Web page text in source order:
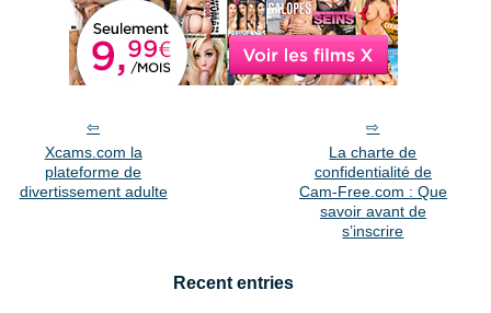
Xcams.com la
plateforme de
divertissement adulte
La charte de
confidentialité de
Cam-Free.com : Que
savoir avant de
s’inscrire
Recent entries